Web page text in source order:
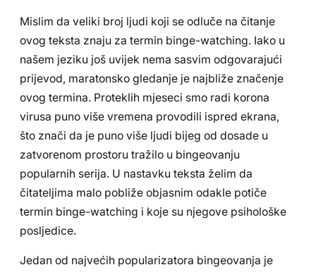
Mislim da veliki broj ljudi koji se odluče na čitanje
ovog teksta znaju za termin binge-watching. Iako u
našem jeziku još uvijek nema sasvim odgovarajući
prijevod, maratonsko gledanje je najbliže značenje
ovog termina. Proteklih mjeseci smo radi korona
virusa puno više vremena provodili ispred ekrana,
što znači da je puno više ljudi bijeg od dosade u
zatvorenom prostoru tražilo u bingeovanju
popularnih serija. U nastavku teksta želim da
čitateljima malo pobliže objasnim odakle potiče
termin binge-watching i koje su njegove psihološke
posljedice.
Jedan od najvećih popularizatora bingeovanja je